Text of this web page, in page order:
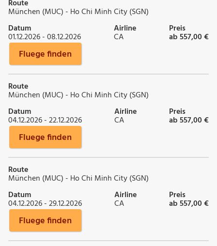
Route
München (MUC) - Ho Chi Minh City (SGN)
Datum
01.12.2026 - 08.12.2026
Airline
CA
Preis
ab 557,00 €
Fluege finden
Route
München (MUC) - Ho Chi Minh City (SGN)
Datum
04.12.2026 - 22.12.2026
Airline
CA
Preis
ab 557,00 €
Fluege finden
Route
München (MUC) - Ho Chi Minh City (SGN)
Datum
04.12.2026 - 29.12.2026
Airline
CA
Preis
ab 557,00 €
Fluege finden